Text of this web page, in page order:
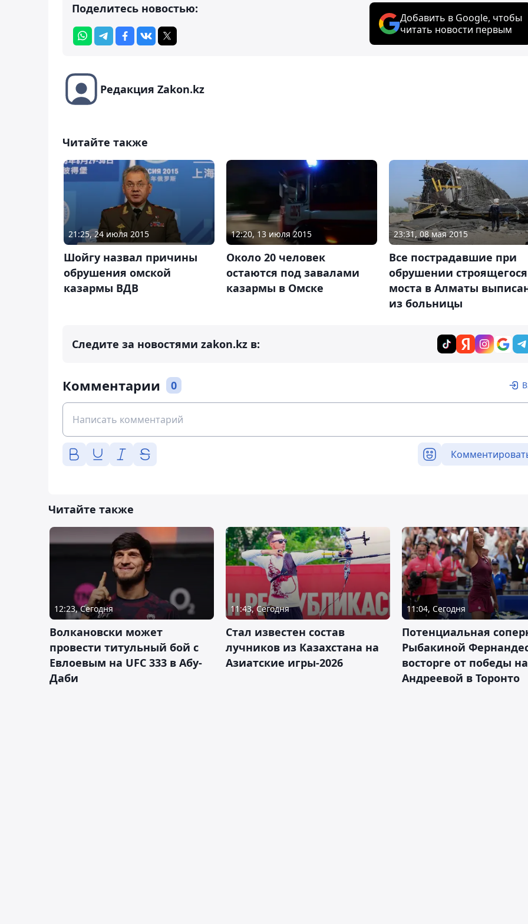
Поделитесь новостью:
Добавить в Google, чтобы
читать новости первым
Редакция Zakon.kz
Читайте также
21:25, 24 июля 2015
Шойгу назвал причины
обрушения омской
казармы ВДВ
12:20, 13 июля 2015
Около 20 человек
остаются под завалами
казармы в Омске
23:31, 08 мая 2015
Все пострадавшие при
обрушении строящегося
моста в Алматы
из больницы
Следите за новостями zakon.kz в:
Комментарии 0
Читайте также
12:23, Сегодня
Волкановски может
провести титульный бой с
Евлоевым на UFC 333 в Абу-
Даби
11:43, Сегодня
Стал известен состав
лучников из Казахстана на
Азиатские игры-2026
11:04, Сегодня
Потенциальная
Рыбакиной
восторге от победы
Андреевой в Торонто